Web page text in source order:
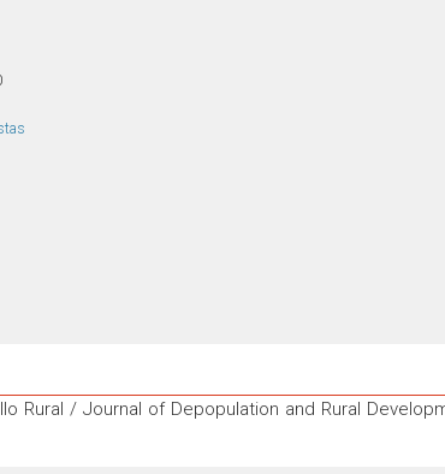
Rural / Journal of Depopulation and Rural